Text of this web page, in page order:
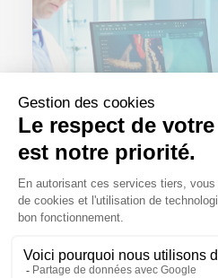
LIMS Actualités /
LIMS open source